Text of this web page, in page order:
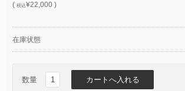
(税込¥22,000 )
在庫状態
数量